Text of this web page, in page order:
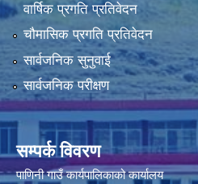
वार्षिक प्रगति प्रतिवेदन
चौमासिक प्रगति प्रतिवेदन
सार्वजनिक सुनुवाई
सार्वजनिक परीक्षण
सम्पर्क विवरण
पाणिनी गाउँ कार्यपालिकाको कार्यालय